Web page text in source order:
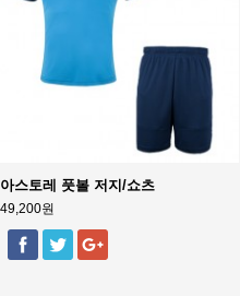
아스토레 풋볼 저지/쇼츠
49,200원